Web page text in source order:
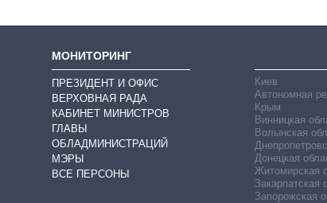
МОНИТОРИНГ
ПРЕЗИДЕНТ И ОФИС
ВЕРХОВНАЯ РАДА
КАБИНЕТ МИНИСТРОВ
ГЛАВЫ
ОБЛАДМИНИСТРАЦИЙ
МЭРЫ
ВСЕ ПЕРСОНЫ
Киев
Автономная
Крым
Винницкая
Волынская
Донецкая
Житомирская
Закарпатская
Запорожская